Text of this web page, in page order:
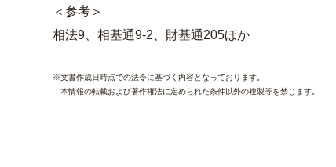
＜参考＞
相法9、相基通9-2、財基通205ほか
※文書作成日時点での法令に基づく内容となっております。
本情報の転載および著作権法に定められた条件以外の複製等を禁じます。